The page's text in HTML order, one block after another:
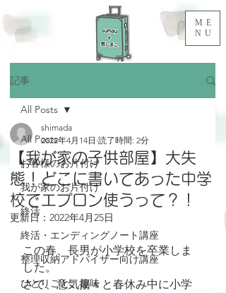
ME
NU
記事
All Posts
お客様のお片付け
我が家のお片付け
終活
終活・エンディングノート講座
整理収納アドバイザー向け講座
ひとりごと、趣味
All Posts
【我が家の子供部屋】大失
態！どこに書いてあった中学
校でエプロン使うって？！
shimada
2022年4月14日 読了時間: 2分
更新日： 2022年4月25日
この春、長男が小学校を卒業しま
した。
さて、意気揚々と春休み中に小学